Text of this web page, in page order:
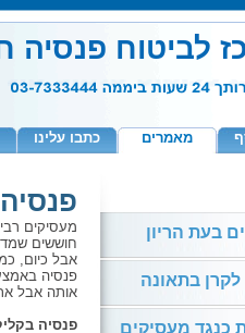
לביטוח פנסיה
מאמרים כתבו עלינו
בעת הריון
בתאונה
כנגד מעסיקים
מעסיקים
חוששים
אבל כיום,
פנסיה
אותה אבל
פנסיה